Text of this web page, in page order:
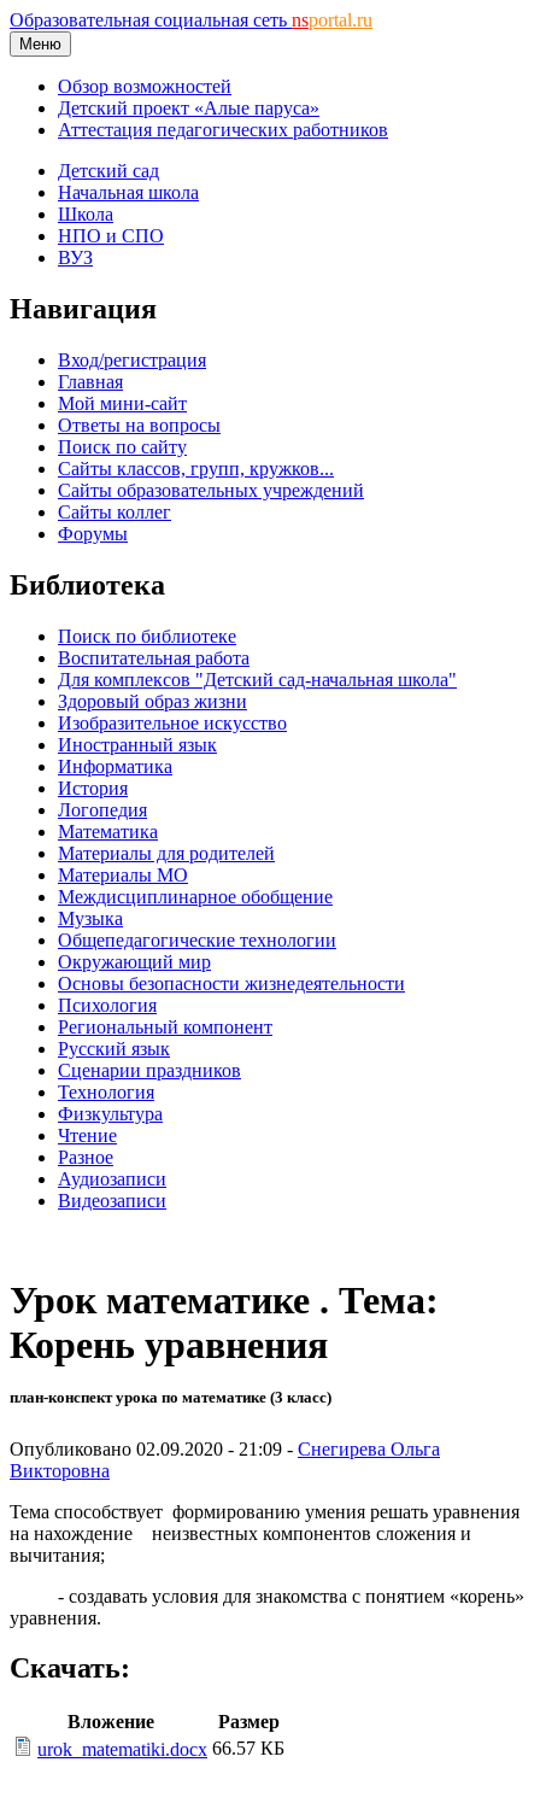
Образовательная социальная сеть nsportal.ru
Меню
Обзор возможностей
Детский проект «Алые паруса»
Аттестация педагогических работников
Детский сад
Начальная школа
Школа
НПО и СПО
ВУЗ
Навигация
Вход/регистрация
Главная
Мой мини-сайт
Ответы на вопросы
Поиск по сайту
Сайты классов, групп, кружков...
Сайты образовательных учреждений
Сайты коллег
Форумы
Библиотека
Поиск по библиотеке
Воспитательная работа
Для комплексов "Детский сад-начальная школа"
Здоровый образ жизни
Изобразительное искусство
Иностранный язык
Информатика
История
Логопедия
Математика
Материалы для родителей
Материалы МО
Междисциплинарное обобщение
Музыка
Общепедагогические технологии
Окружающий мир
Основы безопасности жизнедеятельности
Психология
Региональный компонент
Русский язык
Сценарии праздников
Технология
Физкультура
Чтение
Разное
Аудиозаписи
Видеозаписи
Урок математике . Тема:
Корень уравнения
план-конспект урока по математике (3 класс)
Опубликовано 02.09.2020 - 21:09 - Снегирева Ольга
Викторовна
Тема способствует формированию умения решать уравнения
на нахождение неизвестных компонентов сложения и
вычитания;
- создавать условия для знакомства с понятием «корень»
уравнения.
Скачать:
Вложение
Размер
urok_matematiki.docx 66.57 КБ